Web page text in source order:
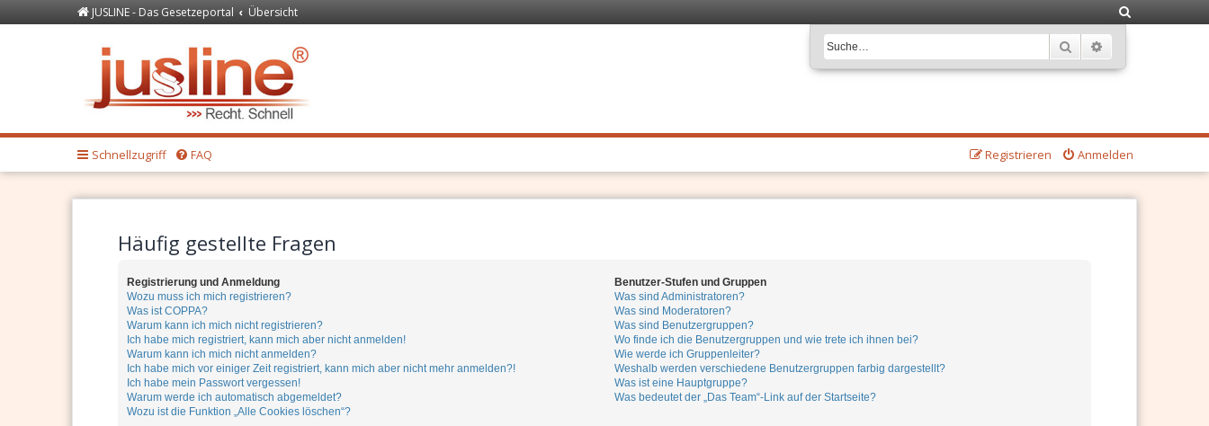
JUSLINE - Das Gesetzeportal Übersicht
Suche
Schnellzugriff FAQ Anmelden
Registrieren
Häufig gestellte Fragen
Registrierung und Anmeldung
Wozu muss ich mich registrieren?
Was ist COPPA?
Warum kann ich mich nicht registrieren?
Ich habe mich registriert, kann mich aber nicht anmelden!
Warum kann ich mich nicht anmelden?
Ich habe mich vor einiger Zeit registriert, kann mich aber nicht mehr anmelden?!
Ich habe mein Passwort vergessen!
Warum werde ich automatisch abgemeldet?
Wozu ist die Funktion „Alle Cookies löschen“?
Benutzer-Stufen und Gruppen
Was sind Administratoren?
Was sind Moderatoren?
Was sind Benutzergruppen?
Wo finde ich die Benutzergruppen und wie trete ich ihnen bei?
Wie werde ich Gruppenleiter?
Weshalb werden verschiedene Benutzergruppen farbig dargestellt?
Was ist eine Hauptgruppe?
Was bedeutet der „Das Team“-Link auf der Startseite?